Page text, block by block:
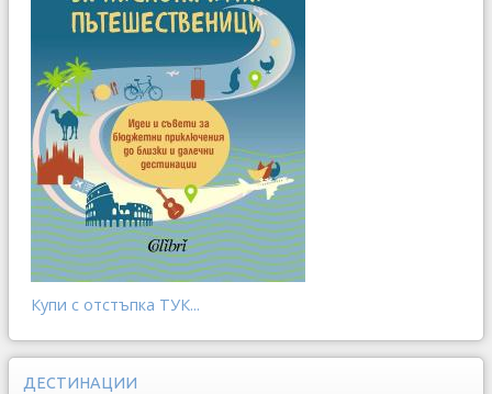
Купи с отстъпка ТУК...
ДЕСТИНАЦИИ